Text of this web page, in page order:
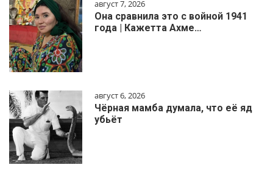
август 7, 2026
Она сравнила это с войной 1941
года | Кажетта Ахме…
август 6, 2026
Чёрная мамба думала, что её яд
убьёт